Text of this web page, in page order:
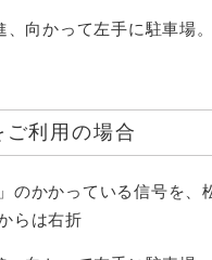
向かって左手に駐車場。
利用の場合
のかかっている信号を、
らは右折